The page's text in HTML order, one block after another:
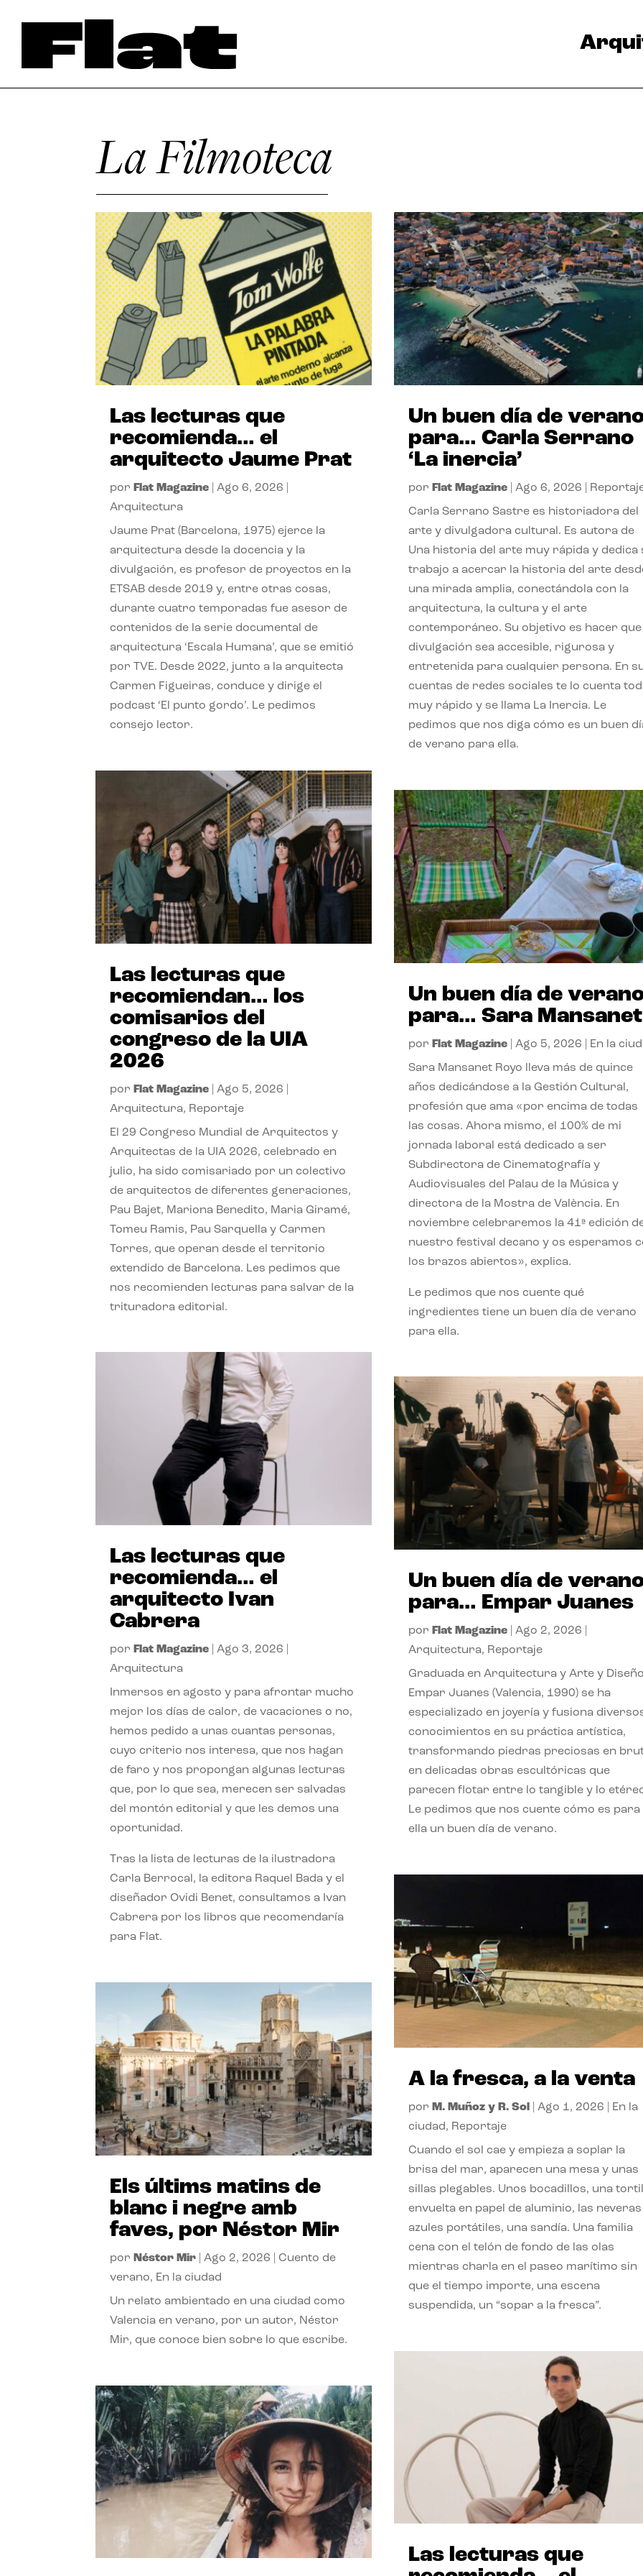
La Filmoteca
Las lecturas que
recomienda… el
arquitecto Jaume Prat
por Flat Magazine |Ago 6, 2026
Arquitectura
Jaume Prat (Barcelona, 1975) ejerce la
arquitectura desde la docencia y la
divulgación, es profesor de proyectos en la
ETSAB desde 2019 y, entre otras cosas,
durante cuatro temporadas fue asesor de
contenidos de la serie documental de
arquitectura ‘Escala Humana’, que se emitió
por TVE. Desde 2022, junto a la arquitecta
Carmen Figueiras, conduce y dirige el
podcast ‘El punto gordo’. Le pedimos
consejo lector.
Las lecturas que
recomiendan… los
comisarios del
congreso de la UIA
2026
por Flat Magazine |Ago 5, 2026
Arquitectura, Reportaje
El 29 Congreso Mundial de Arquitectos y
Arquitectas de la UIA 2026, celebrado en
julio, ha sido comisariado por un colectivo
de arquitectos de diferentes generaciones,
Pau Bajet, Mariona Benedito, Maria Giramé,
Tomeu Ramis, Pau Sarquella y Carmen
Torres, que operan desde el territorio
extendido de Barcelona. Les pedimos que
nos recomienden lecturas para salvar de la
trituradora editorial.
Las lecturas que
recomienda… el
arquitecto Ivan
Cabrera
por Flat Magazine |Ago 3, 2026
Arquitectura
Inmersos en agosto y para afrontar mucho
mejor los días de calor, de vacaciones o no,
hemos pedido a unas cuantas personas,
cuyo criterio nos interesa, que nos hagan
de faro y nos propongan algunas lecturas
que, por lo que sea, merecen ser salvadas
del montón editorial y que les demos una
oportunidad.
Tras la lista de lecturas de la ilustradora
Carla Berrocal, la editora Raquel Bada y el
diseñador Ovidi Benet, consultamos a Ivan
Cabrera por los libros que recomendaría
para Flat.
Els últims matins de
blanc i negre amb
faves, por Néstor Mir
por Néstor Mir |Ago 2, 2026 |Cuento de
verano, En la ciudad
Un relato ambientado en una ciudad como
Valencia en verano, por un autor, Néstor
Mir, que conoce bien sobre lo que escribe.
Un buen día de
para… Carla Serrano
‘La inercia’
por Flat Magazine| Ago 6, 2026
Carla Serrano Sastre es historiadora del
arte y divulgadora cultural. Es autora de
Una historia del arte muy rápida y dedica
trabajo a acercar la historia del arte
una mirada amplia, conectándola con la
arquitectura, la cultura y el arte
contemporáneo. Su objetivo es hacer que
divulgación sea accesible, rigurosa y
entretenida para cualquier persona. En
cuentas de redes sociales te lo cuenta
muy rápido y se llama La Inercia. Le
pedimos que nos diga cómo es un buen
de verano para ella.
Un buen día de
para… Sara Mansanet
por Flat Magazine| Ago 5, 2026 En la
Sara Mansanet Royo lleva más de quince
años dedicándose a la Gestión Cultural,
profesión que ama «por encima de todas
las cosas. Ahora mismo, el 100% de mi
jornada laboral está dedicado a ser
Subdirectora de Cinematografía y
Audiovisuales del Palau de la Música y
directora de la Mostra de València. En
noviembre celebraremos la 41ª edición
nuestro festival decano y os esperamos
los brazos abiertos», explica.
Le pedimos que nos cuente qué
ingredientes tiene un buen día de verano
para ella.
Un buen día de
para… Empar Juanes
por Flat Magazine| Ago 2, 2026
Arquitectura, Reportaje
Graduada en Arquitectura y Arte y
Empar Juanes (Valencia, 1990) se ha
especializado en joyería y fusiona
conocimientos en su práctica artística,
transformando piedras preciosas en
en delicadas obras escultóricas que
parecen flotar entre lo tangible y lo
Le pedimos que nos cuente cómo es para
ella un buen día de verano.
A la fresca, a la venta
por M. Muñoz y R. Sol Ago 1, 2026
En la
ciudad, Reportaje
Cuando el sol cae y empieza a soplar la
brisa del mar, aparecen una mesa y unas
sillas plegables. Unos bocadillos, una
envuelta en papel de aluminio, las neveras
azules portátiles, una sandía. Una familia
cena con el telón de fondo de las olas
mientras charla en el paseo marítimo sin
que el tiempo importe, una escena
suspendida, un “sopar a la fresca”.
Las lecturas que